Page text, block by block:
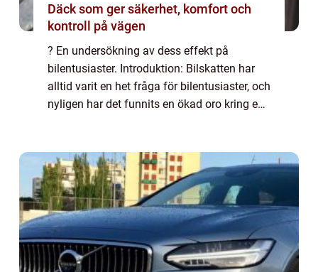
Däck som ger säkerhet, komfort och
kontroll på vägen
? En undersökning av dess effekt på
bilentusiaster. Introduktion: Bilskatten har
alltid varit en het fråga för bilentusiaster, och
nyligen har det funnits en ökad oro kring en